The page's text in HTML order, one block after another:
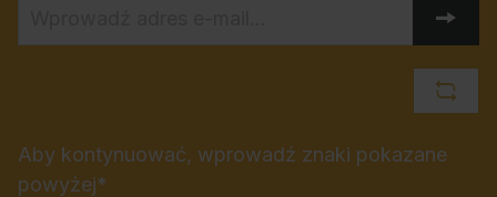
Aby kontynuować, wprowadź znaki pokazane
powyżej*